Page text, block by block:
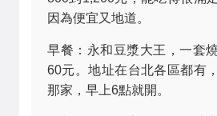
因為便宜又地道。
早餐：永和豆漿大王，一套
60元。地址在台北各區都有
那家，早上6點就開。